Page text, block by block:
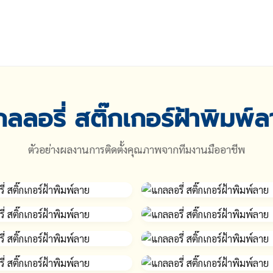
ลอรี่ สติ๊กเกอร์ฝ้าพิมพ์
ตัวอย่างผลงานการติดตั้งคุณภาพจากทีมงานมืออาชีพ